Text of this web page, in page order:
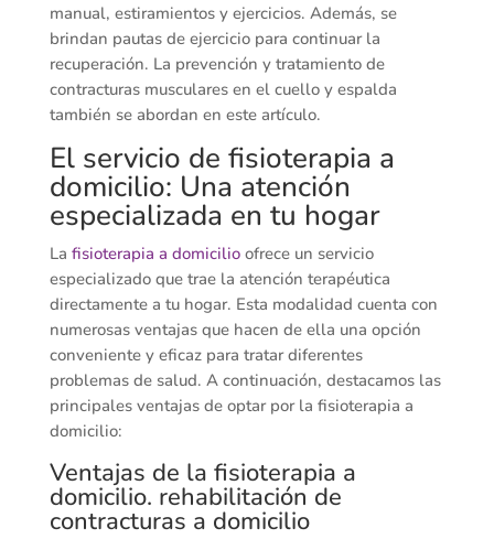
manual, estiramientos y ejercicios. Además, se
brindan pautas de ejercicio para continuar la
recuperación. La prevención y tratamiento de
contracturas musculares en el cuello y espalda
también se abordan en este artículo.
El servicio de fisioterapia a
domicilio: Una atención
especializada en tu hogar
La fisioterapia a domicilioofrece un servicio
especializado que trae la atención terapéutica
directamente a tu hogar. Esta modalidad cuenta con
numerosas ventajas que hacen de ella una opción
conveniente y eficaz para tratar diferentes
problemas de salud. A continuación, destacamos las
principales ventajas de optar por la fisioterapia a
domicilio:
Ventajas de la fisioterapia a
domicilio. rehabilitación de
contracturas a domicilio